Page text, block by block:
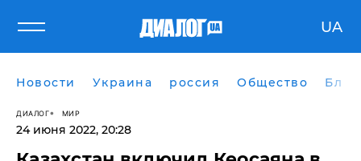
UA
Новости Украина россия Общество
ДИАЛОГ МИР
24 июня 2022, 20:28